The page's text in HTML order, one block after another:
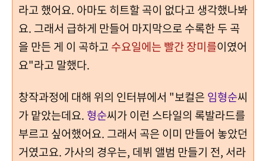
라고 했어요. 아마도 히트할 곡이 없다고 생각했나봐
요. 그래서 급하게 만들어 마지막으로 수록한 두 곡
을 만든 게 이 곡하고 수요일에는 빨간 장미를이였어
요"라고 말했다.
창작과정에 대해 위의 인터뷰에서 "보컬은 임형순씨
가 맡았는데요. 형순씨가 이런 스타일의 록발라드를
부르고 싶어했어요. 그래서 곡은 이미 만들어 놓았던
거였고요. 가사의 경우는, 데뷔 앨범 만들기 전, 서라